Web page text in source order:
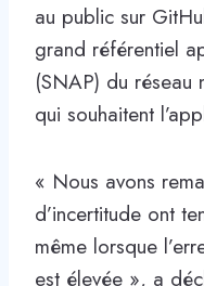
au public sur
grand référentiel
(SNAP) du réseau
qui souhaitent
« Nous avons
d’incertitude ont
même lorsque
est élevée », a